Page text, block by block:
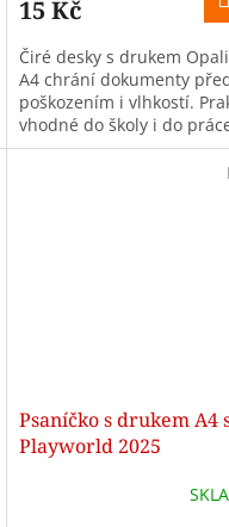
15 Kč
Čiré desky s drukem
A4 chrání dokumenty
poškozením i vlhkostí.
vhodné do školy i do
Psaníčko s drukem A4
Playworld 2025